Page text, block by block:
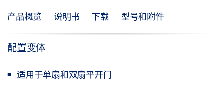
产品概览 说明书 下载 型号和附件
配置变体
适用于单扇和双扇平开门